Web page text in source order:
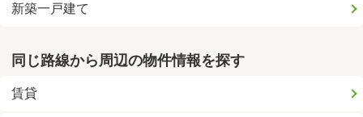
新築一戸建て
同じ路線から周辺の物件情報を探す
賃貸